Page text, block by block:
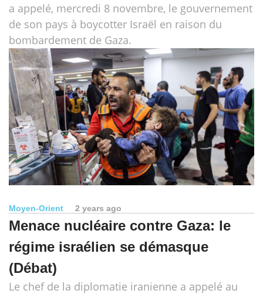
a appelé, mercredi 8 novembre, le gouvernement
de son pays à boycotter Israël en raison du
bombardement de Gaza.
Moyen-Orient 2 years ago
Menace nucléaire contre Gaza: le
régime israélien se démasque
(Débat)
Le chef de la diplomatie iranienne a appelé au